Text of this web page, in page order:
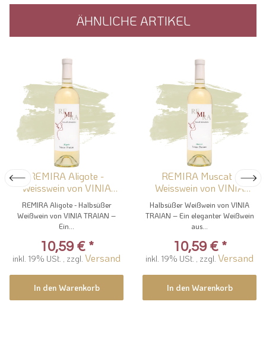
ÄHNLICHE ARTIKEL
REMIRA Aligote -
Weisswein von VINIA
TRAIAN
REMIRA Aligote - Halbsüßer
Weißwein von VINIA TRAIAN –
Ein...
10,59 € *
inkl. 19% USt. , zzgl. Versand
In den Warenkorb
REMIRA Muscat -
Weisswein von VINIA
TRAIAN
Halbsüßer Weißwein von VINIA
TRAIAN – Ein eleganter Weißwein
aus...
10,59 € *
inkl. 19% USt. , zzgl. Versand
In den Warenkorb